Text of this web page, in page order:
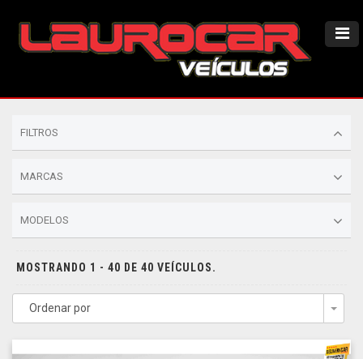
FILTROS
MARCAS
MODELOS
MOSTRANDO 1 - 40 DE 40 VEÍCULOS.
Ordenar por